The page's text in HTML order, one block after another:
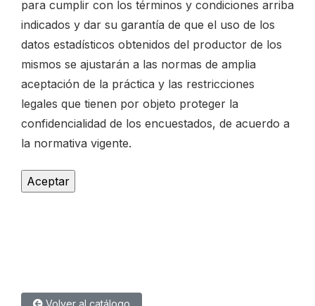
para cumplir con los términos y condiciones arriba
indicados y dar su garantía de que el uso de los
datos estadísticos obtenidos del productor de los
mismos se ajustarán a las normas de amplia
aceptación de la práctica y las restricciones
legales que tienen por objeto proteger la
confidencialidad de los encuestados, de acuerdo a
la normativa vigente.
Volver al catálogo